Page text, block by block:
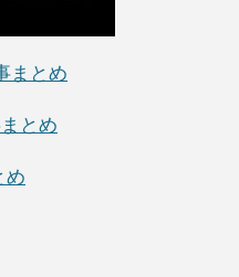
まとめ
とめ
め